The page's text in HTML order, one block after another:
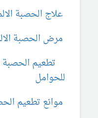
علاج الحصبة
مرض الحصبة
تطعيم
للحوامل
موانع تطعيم